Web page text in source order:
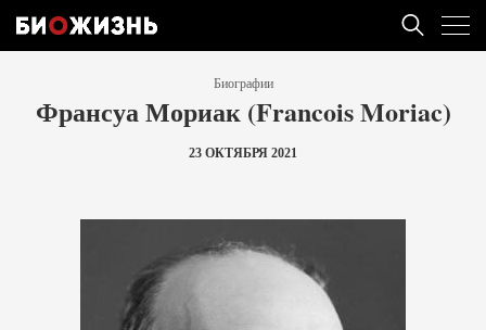
Биографии
Франсуа Мориак (Francois Moriac)
23 ОКТЯБРЯ 2021